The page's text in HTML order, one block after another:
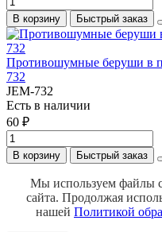
В корзину Быстрый заказ
Противошумные беруши в
732
JEM-732
Есть в наличии
60 ₽
В корзину Быстрый заказ
Мы используем файлы
сайта. Продолжая
нашей Политикой